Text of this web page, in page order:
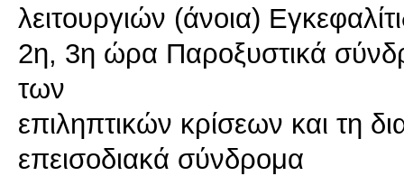
λειτουργιών (άνοια)
2η, 3η ώρα Παροξυστικά
των
επιληπτικών κρίσεων και τη
επεισοδιακά σύνδρομα